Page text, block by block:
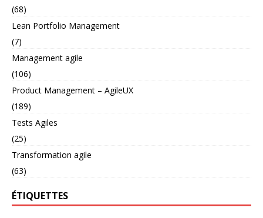
(68)
Lean Portfolio Management
(7)
Management agile
(106)
Product Management – AgileUX
(189)
Tests Agiles
(25)
Transformation agile
(63)
ÉTIQUETTES